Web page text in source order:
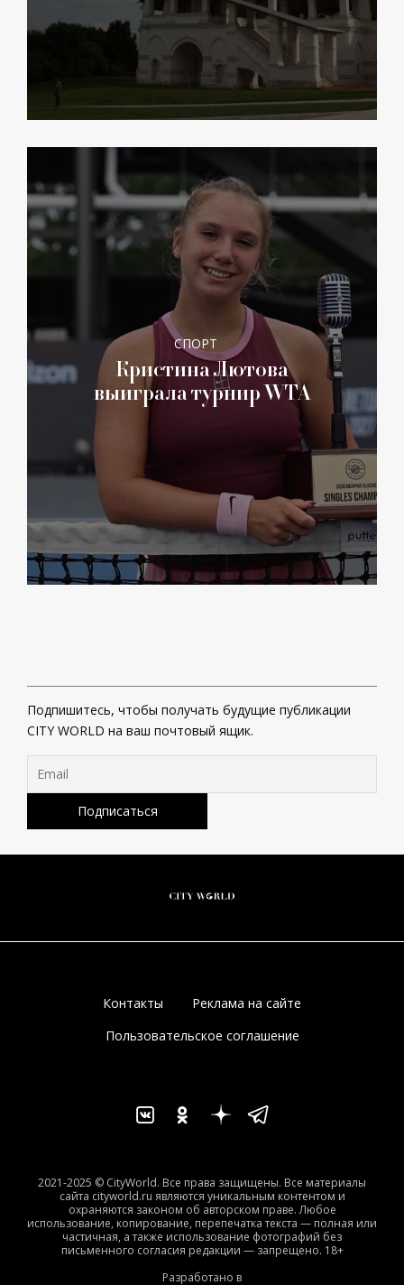
СПОРТ
Кристина Лютова
выиграла турнир WTA
Подпишитесь, чтобы получать будущие публикации
CITY WORLD на ваш почтовый ящик.
Контакты
Реклама на сайте
Пользовательское соглашение
2021-2025 © CityWorld. Все права защищены. Все материалы
сайта cityworld.ru являются уникальным контентом и
охраняются законом об авторском праве. Любое
использование, копирование, перепечатка текста — полная или
частичная, а также использование фотографий без
письменного согласия редакции — запрещено. 18+
Разработано в